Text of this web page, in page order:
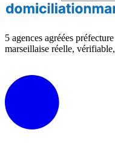
5 agences agréées
marseillaise réelle,